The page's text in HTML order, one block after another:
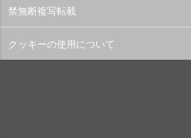
禁無断複写転載
クッキーの使用について